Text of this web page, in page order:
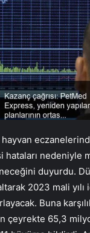
nedeniyle
duyurdu.
2023 mali
Buna
çeyrekte 65,3